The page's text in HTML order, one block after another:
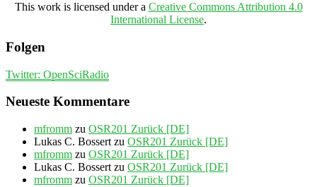
This work is licensed under a Creative Commons Attribution 4.0
International License.
Folgen
Twitter: OpenSciRadio
Neueste Kommentare
mfromm zu OSR201 Zurück [DE]
Lukas C. Bossert zu OSR201 Zurück [DE]
mfromm zu OSR201 Zurück [DE]
Lukas C. Bossert zu OSR201 Zurück [DE]
mfromm zu OSR201 Zurück [DE]